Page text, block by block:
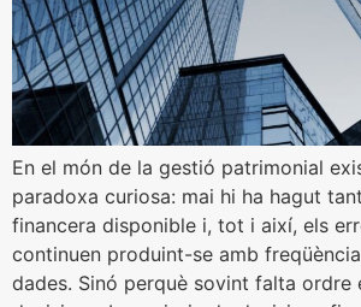
En el món de la gestió patrimonial
paradoxa curiosa: mai hi ha hagut
financera disponible i, tot i així, els
continuen produint-se amb
dades. Sinó perquè sovint falta ordre